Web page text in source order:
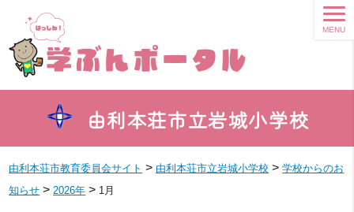
由利本荘市立岩城小学校
MENU
由利本荘市教育委員会サイト > 由利本荘市立岩城小学校 >学校からのお
知らせ > 2026年 > 1月